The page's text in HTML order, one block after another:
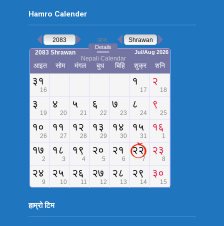
Hamro Calender
हाम्रो टिम